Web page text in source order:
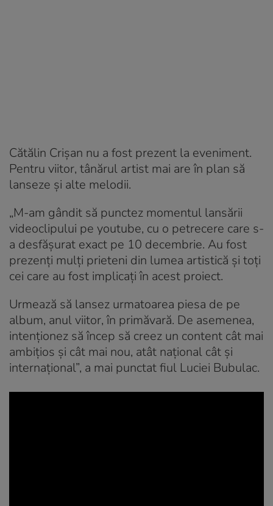
Cătălin Crișan nu a fost prezent la eveniment.
Pentru viitor, tânărul artist mai are în plan să
lanseze și alte melodii.
„M-am gândit să punctez momentul lansării
videoclipului pe youtube, cu o petrecere care s-
a desfășurat exact pe 10 decembrie. Au fost
prezenți mulți prieteni din lumea artistică și toți
cei care au fost implicați în acest proiect.
Urmează să lansez urmatoarea piesa de pe
album, anul viitor, în primăvară. De asemenea,
intenționez să încep să creez un content cât mai
ambițios și cât mai nou, atât național cât și
internațional”, a mai punctat fiul Luciei Bubulac.